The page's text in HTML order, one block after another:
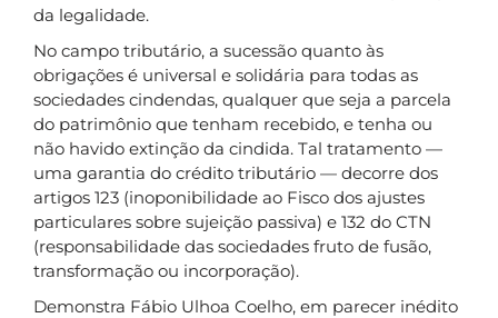
da legalidade.
No campo tributário, a sucessão quanto às
obrigações é universal e solidária para todas as
sociedades cindendas, qualquer que seja a parcela
do patrimônio que tenham recebido, e tenha ou
não havido extinção da cindida. Tal tratamento —
uma garantia do crédito tributário — decorre dos
artigos 123 (inoponibilidade ao Fisco dos ajustes
particulares sobre sujeição passiva) e 132 do CTN
(responsabilidade das sociedades fruto de fusão,
transformação ou incorporação).
Demonstra Fábio Ulhoa Coelho, em parecer inédito